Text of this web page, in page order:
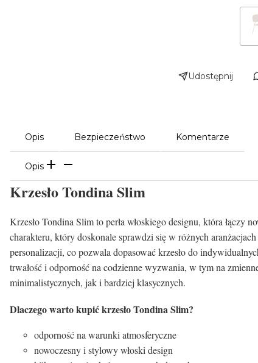
Udostępnij
Opis Bezpieczeństwo Komentarze
Opis
Krzesło Tondina Slim
Krzesło Tondina Slim to perła włoskiego designu, która łączy
charakteru, który doskonale sprawdzi się w różnych
personalizacji, co pozwala dopasować krzesło do
trwałość i odporność na codzienne wyzwania, w tym na
minimalistycznych, jak i bardziej klasycznych.
Dlaczego warto kupić krzesło Tondina Slim?
odporność na warunki atmosferyczne
nowoczesny i stylowy włoski design